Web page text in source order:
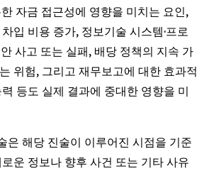
자금 접근성에 영향을 미치는 요인,
입 비용 증가, 정보기술 시스템·프로
안 사고 또는 실패, 배당 정책의 지속 가
위험, 그리고 재무보고에 대한 효과적
등도 실제 결과에 중대한 영향을 미
은 해당 진술이 이루어진 시점을 기준
운 정보나 향후 사건 또는 기타 사유